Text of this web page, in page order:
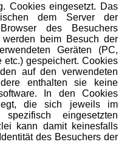
Cookies eingesetzt. Das
dem Server der
des Besuchers
beim Besuch der
Geräten (PC,
etc.) gespeichert. Cookies
auf den verwendeten
enthalten sie keine
In den Cookies
die sich jeweils im
eingesetzten
kann damit keinesfalls
des Besuchers der